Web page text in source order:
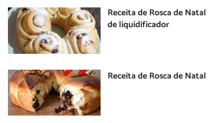
Receita de Rosca de Natal
de liquidificador
Receita de Rosca de Natal